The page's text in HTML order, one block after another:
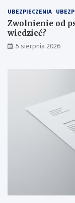
UBEZPIECZENIA
Zwolnienie od
wiedzieć?
5 sierpnia 2026